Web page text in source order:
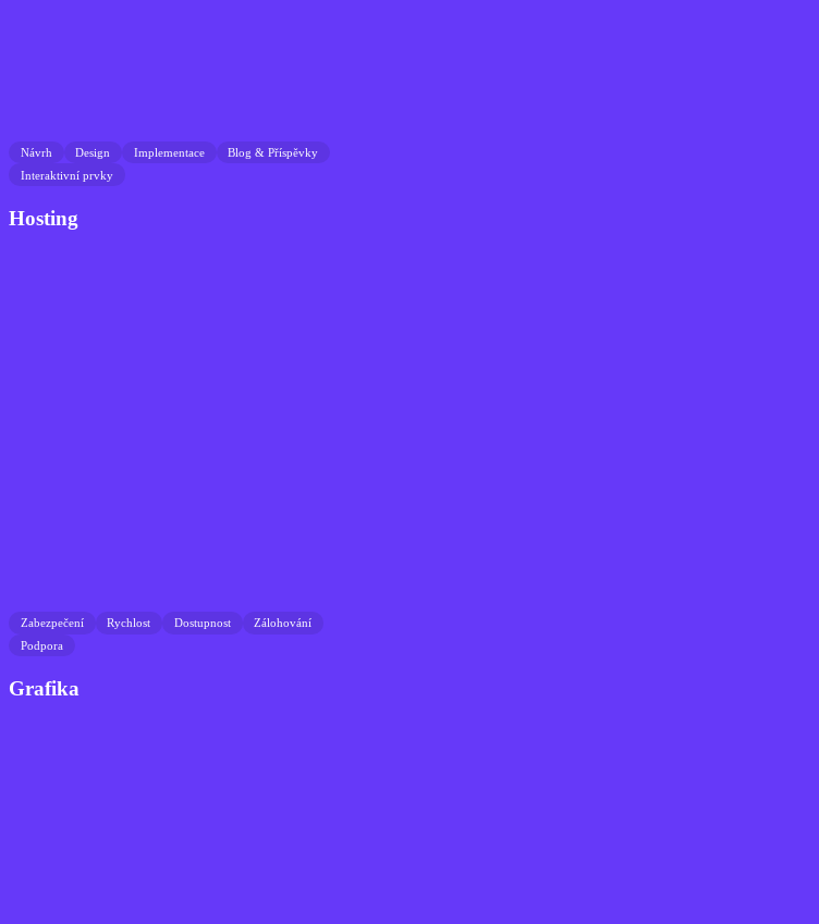
Návrh Design Implementace
Blog & Příspěvky
Interaktivní prvky
Hosting
Zabezpečení Rychlost Dostupnost
Zálohování
Podpora
Grafika